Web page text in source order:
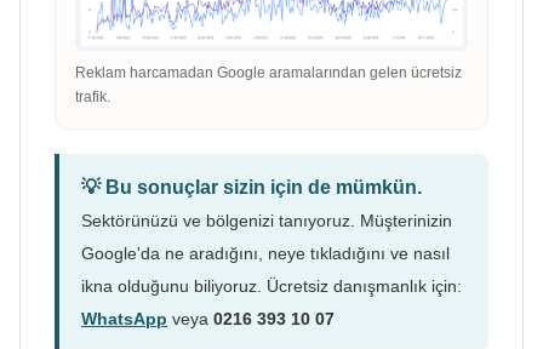
Reklam harcamadan Google aramalarından gelen ücretsiz
trafik.
💡 Bu sonuçlar sizin için de mümkün.
Sektörünüzü ve bölgenizi tanıyoruz. Müşterinizin
Google'da ne aradığını, neye tıkladığını ve nasıl
ikna olduğunu biliyoruz. Ücretsiz danışmanlık için:
WhatsApp veya 0216 393 10 07